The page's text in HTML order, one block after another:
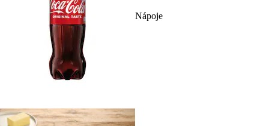
Nápoje